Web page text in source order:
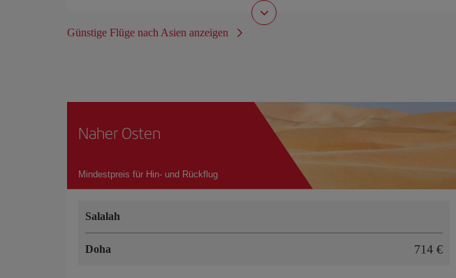
Günstige Flüge nach Asien anzeigen
Naher Osten
Mindestpreis für Hin- und Rückflug
Salalah
Doha 714 €